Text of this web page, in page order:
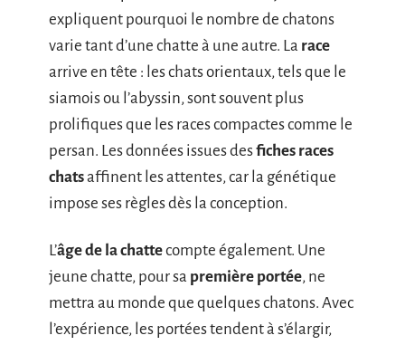
expliquent pourquoi le nombre de chatons
varie tant d’une chatte à une autre. La race
arrive en tête : les chats orientaux, tels que le
siamois ou l’abyssin, sont souvent plus
prolifiques que les races compactes comme le
persan. Les données issues desfiches races
chatsaffinent les attentes, car la génétique
impose ses règles dès la conception.
L’âge de la chattecompte également. Une
jeune chatte, pour sa première portée, ne
mettra au monde que quelques chatons. Avec
l’expérience, les portées tendent à s’élargir,